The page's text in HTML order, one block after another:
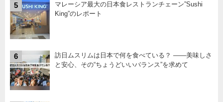
5
マレーシア最大の日本食レストランチェーン”Sushi
King”のレポート
6
訪日ムスリムは日本で何を食べている？ ――美味しさ
と安心、その“ちょうどいいバランス”を求めて